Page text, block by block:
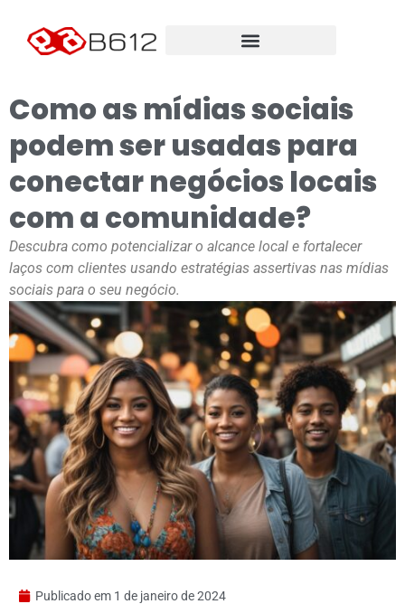
Como as mídias sociais
podem ser usadas para
conectar negócios locais
com a comunidade?
Descubra como potencializar o alcance local e fortalecer
laços com clientes usando estratégias assertivas nas mídias
sociais para o seu negócio.
Publicado em 1 de janeiro de 2024